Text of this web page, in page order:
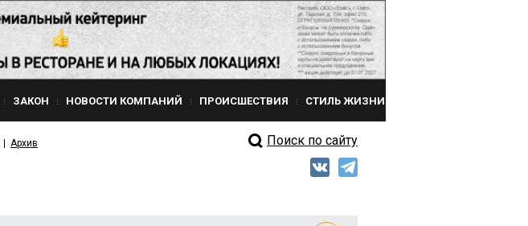
ЗАКОН НОВОСТИ КОМПАНИЙ ПРОИСШЕСТВИЯ СТИЛЬ ЖИЗНИ
Архив Поиск по сайту